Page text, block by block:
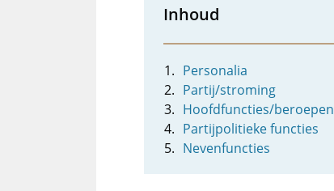
Inhoud
Personalia
Partij/stroming
Hoofdfuncties/beroepen
Partijpolitieke functies
Nevenfuncties